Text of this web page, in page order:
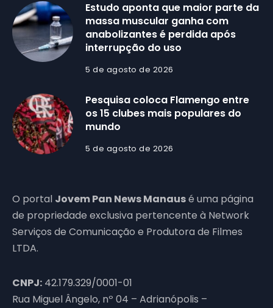
Estudo aponta que maior parte da
massa muscular ganha com
anabolizantes é perdida após
interrupção do uso
5 de agosto de 2026
Pesquisa coloca Flamengo entre
os 15 clubes mais populares do
mundo
5 de agosto de 2026
O portal Jovem Pan News Manausé uma página
de propriedade exclusiva pertencente à Network
Serviços de Comunicação e Produtora de Filmes
LTDA.
CNPJ: 42.179.329/0001-01
Rua Miguel Ângelo, nº 04 – Adrianópolis –